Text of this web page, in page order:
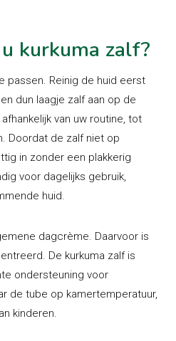
kurkuma zalf?
passen. Reinig de huid eerst
dun laagje zalf aan op de
van uw routine, tot
Doordat de zalf niet op
in zonder een plakkerig
voor dagelijks gebruik,
huid.
dagcrème. Daarvoor is
De kurkuma zalf is
ondersteuning voor
de tube op kamertemperatuur,
kinderen.